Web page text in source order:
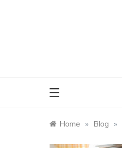
Home » Blog »